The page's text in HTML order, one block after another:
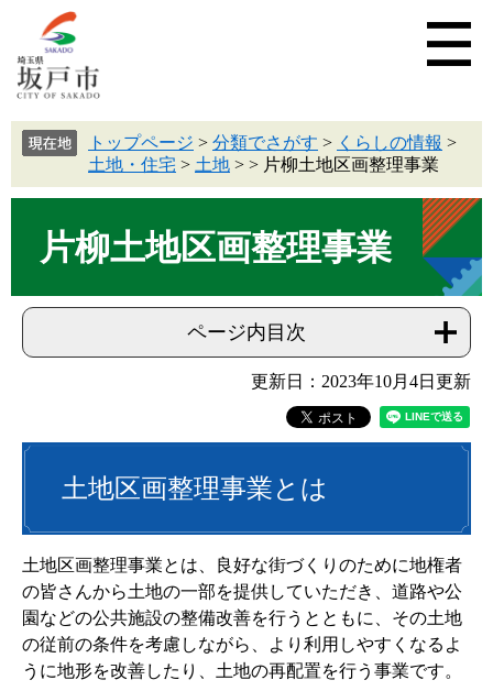
トップページ > 分類でさがす > くらしの情報 >
土地・住宅 > 土地 > > 片柳土地区画整理事業
片柳土地区画整理事業
ページ内目次
更新日：2023年10月4日更新
土地区画整理事業とは
土地区画整理事業とは、良好な街づくりのために地権者
の皆さんから土地の一部を提供していただき、道路や公
園などの公共施設の整備改善を行うとともに、その土地
の従前の条件を考慮しながら、より利用しやすくなるよ
うに地形を改善したり、土地の再配置を行う事業です。